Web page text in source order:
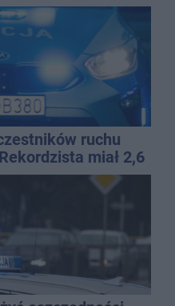
ruchu
miał 2,6